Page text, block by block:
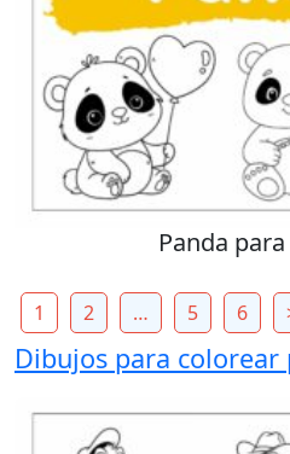
Panda
1 2 … 5 6
Dibujos para colorear